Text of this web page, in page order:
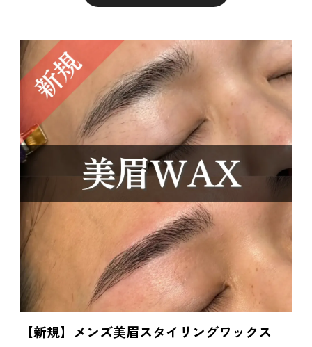
【新規】メンズ美眉スタイリングワックス